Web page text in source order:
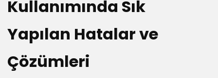
Kullanımında Sık
Yapılan Hatalar ve
Çözümleri